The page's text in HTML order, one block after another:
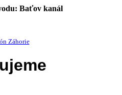
Baťov kanál
Záhorie